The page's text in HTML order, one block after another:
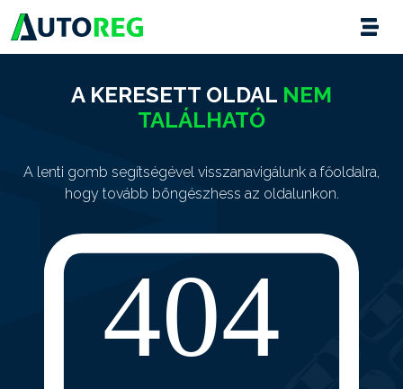
A KERESETT OLDAL NEM
TALÁLHATÓ
A lenti gomb segítségével visszanavigálunk a főoldalra,
hogy tovább böngészhess az oldalunkon.